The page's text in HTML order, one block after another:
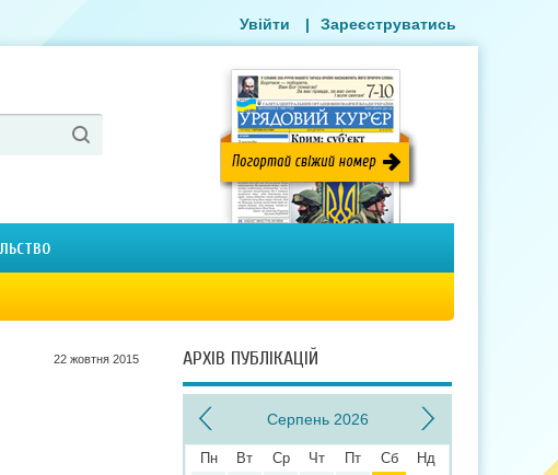
Увійти | Зареєструватись
22 жовтня 2015 АРХІВ ПУБЛІКАЦІЙ
Серпень 2026
Пн Вт Ср Чт Пт Сб
Нд